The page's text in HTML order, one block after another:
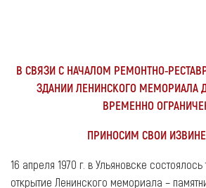
В СВЯЗИ С НАЧАЛОМ РЕМОНТНО-
ЗДАНИИ ЛЕНИНСКОГО МЕМОРИАЛА
ВРЕМЕННО
ПРИНОСИМ СВОИ
16 апреля 1970 г. в Ульяновске
открытие Ленинского мемориала –